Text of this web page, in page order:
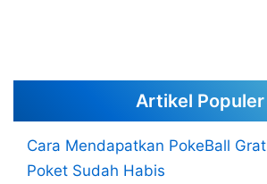
Artikel Populer
Cara Mendapatkan PokeBall
Poket Sudah Habis